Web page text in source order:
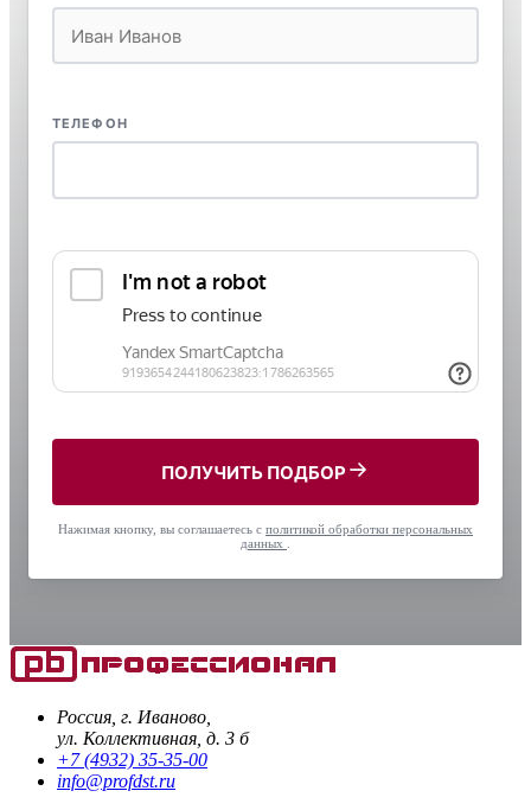
ТЕЛЕФОН
ПОЛУЧИТЬ ПОДБОР
Нажимая кнопку, вы соглашаетесь с политикой обработки персональных
данных
Россия, г. Иваново,
ул. Коллективная, д. 3 б
+7 (4932) 35-35-00
info@profdst.ru